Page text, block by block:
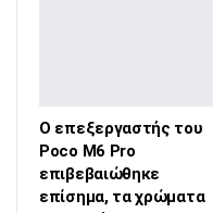
Ο επεξεργαστής του
Poco M6 Pro
επιβεβαιώθηκε
επίσημα, τα χρώματα